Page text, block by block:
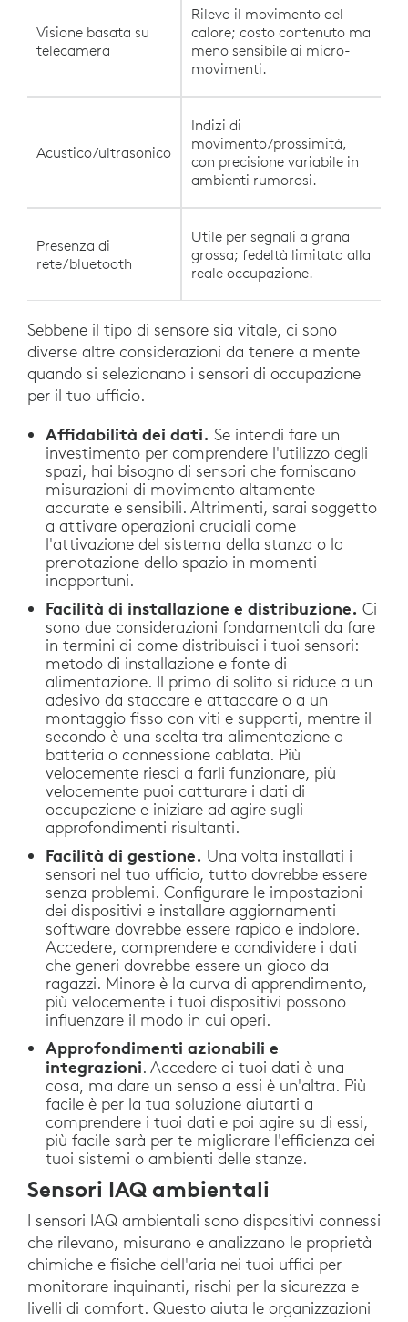
Visione basata su
telecamera
Rileva il movimento del
calore; costo contenuto ma
meno sensibile ai micro-
movimenti.
Acustico/ultrasonico
Indizi di
movimento/prossimità,
con precisione variabile in
ambienti rumorosi.
Presenza di
rete/bluetooth
Utile per segnali a grana
grossa; fedeltà limitata alla
reale occupazione.
Sebbene il tipo di sensore sia vitale, ci sono
diverse altre considerazioni da tenere a mente
quando si selezionano i sensori di occupazione
per il tuo ufficio.
Affidabilità dei dati. Se intendi fare un
investimento per comprendere l'utilizzo degli
spazi, hai bisogno di sensori che forniscano
misurazioni di movimento altamente
accurate e sensibili. Altrimenti, sarai soggetto
a attivare operazioni cruciali come
l'attivazione del sistema della stanza o la
prenotazione dello spazio in momenti
inopportuni.
Facilità di installazione e distribuzione. Ci
sono due considerazioni fondamentali da fare
in termini di come distribuisci i tuoi sensori:
metodo di installazione e fonte di
alimentazione. Il primo di solito si riduce a un
adesivo da staccare e attaccare o a un
montaggio fisso con viti e supporti, mentre il
secondo è una scelta tra alimentazione a
batteria o connessione cablata. Più
velocemente riesci a farli funzionare, più
velocemente puoi catturare i dati di
occupazione e iniziare ad agire sugli
approfondimenti risultanti.
Facilità di gestione. Una volta installati i
sensori nel tuo ufficio, tutto dovrebbe essere
senza problemi. Configurare le impostazioni
dei dispositivi e installare aggiornamenti
software dovrebbe essere rapido e indolore.
Accedere, comprendere e condividere i dati
che generi dovrebbe essere un gioco da
ragazzi. Minore è la curva di apprendimento,
più velocemente i tuoi dispositivi possono
influenzare il modo in cui operi.
Approfondimenti azionabili e
integrazioni. Accedere ai tuoi dati è una
cosa, ma dare un senso a essi è un'altra. Più
facile è per la tua soluzione aiutarti a
comprendere i tuoi dati e poi agire su di essi,
più facile sarà per te migliorare l'efficienza dei
tuoi sistemi o ambienti delle stanze.
Sensori IAQ ambientali
I sensori IAQ ambientali sono dispositivi connessi
che rilevano, misurano e analizzano le proprietà
chimiche e fisiche dell'aria nei tuoi uffici per
monitorare inquinanti, rischi per la sicurezza e
livelli di comfort. Questo aiuta le organizzazioni